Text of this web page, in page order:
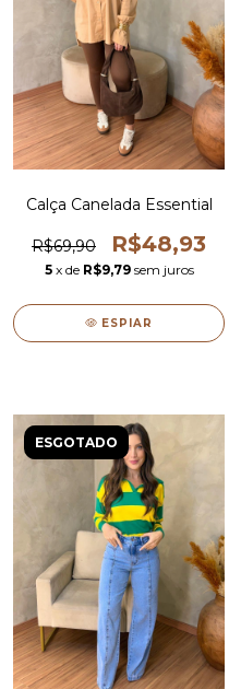
Calça Canelada Essential
R$69,90 R$48,93
5 x de R$9,79 sem juros
ESPIAR
ESGOTADO